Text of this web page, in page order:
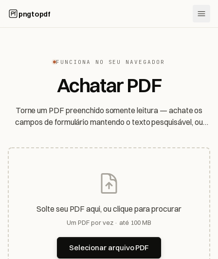
pngtopdf
FUNCIONA NO SEU NAVEGADOR
Achatar PDF
Torne um PDF preenchido somente leitura — achate os
campos de formulário mantendo o texto pesquisável, ou
do seu dispositivo.
Solte seu PDF aqui, ou clique para procurar
Um PDF por vez · até 100 MB
Selecionar arquivo PDF